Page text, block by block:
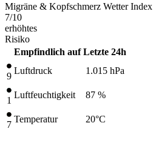
Migräne & Kopfschmerz Wetter Index
7/10
erhöhtes
Risiko
Empfindlich auf Letzte 24h
9
Luftdruck 1.015 hPa
1
Luftfeuchtigkeit 87 %
7
Temperatur 20°C